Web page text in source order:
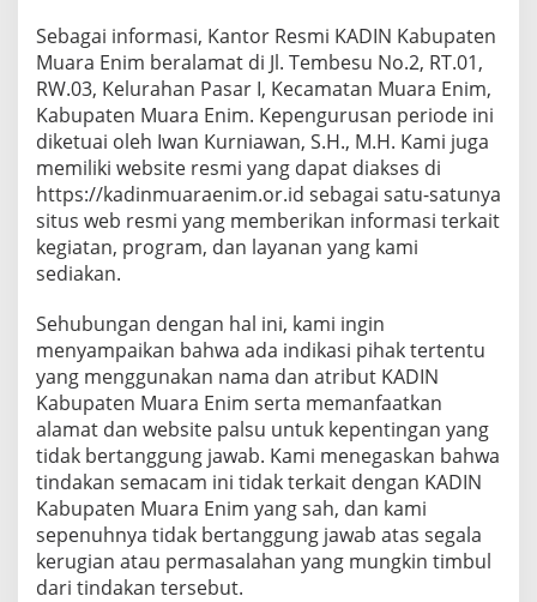
Sebagai informasi, Kantor Resmi KADIN Kabupaten
Muara Enim beralamat di Jl. Tembesu No.2, RT.01,
RW.03, Kelurahan Pasar I, Kecamatan Muara Enim,
Kabupaten Muara Enim. Kepengurusan periode ini
diketuai oleh Iwan Kurniawan, S.H., M.H. Kami juga
memiliki website resmi yang dapat diakses di
https://kadinmuaraenim.or.id sebagai satu-satunya
situs web resmi yang memberikan informasi terkait
kegiatan, program, dan layanan yang kami
sediakan.
Sehubungan dengan hal ini, kami ingin
menyampaikan bahwa ada indikasi pihak tertentu
yang menggunakan nama dan atribut KADIN
Kabupaten Muara Enim serta memanfaatkan
alamat dan website palsu untuk kepentingan yang
tidak bertanggung jawab. Kami menegaskan bahwa
tindakan semacam ini tidak terkait dengan KADIN
Kabupaten Muara Enim yang sah, dan kami
sepenuhnya tidak bertanggung jawab atas segala
kerugian atau permasalahan yang mungkin timbul
dari tindakan tersebut.